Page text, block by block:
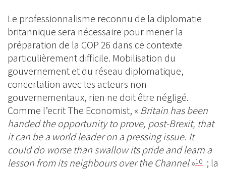
Le professionnalisme reconnu de la diplomatie
britannique sera nécessaire pour mener la
préparation de la COP 26 dans ce contexte
particulièrement difficile. Mobilisation du
gouvernement et du réseau diplomatique,
concertation avec les acteurs non-
gouvernementaux, rien ne doit être négligé.
Comme l’ecrit The Economist, « Britain has been
handed the opportunity to prove, post-Brexit, that
it can be a world leader on a pressing issue. It
could do worse than swallow its pride and learn a
lesson from its neighbours over the Channel»10 ; la